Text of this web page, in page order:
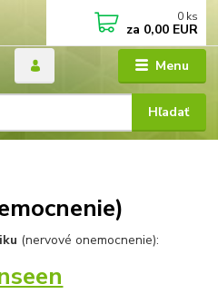
Menu
Hľadať
0 ks
za 0,00 EUR
(nervové onemocnenie):